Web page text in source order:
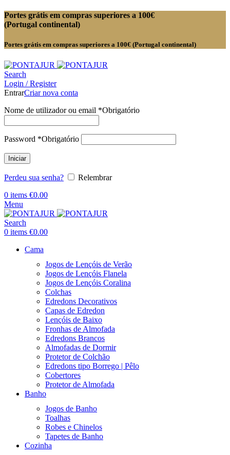
Portes grátis em compras superiores a 100€
(Portugal continental)
Portes grátis em compras superiores a 100€ (Portugal continental)
Search
Login / Register
EntrarCriar nova conta
Nome de utilizador ou email *Obrigatório
Password *Obrigatório
Iniciar
Perdeu sua senha?
Relembrar
0 items €0.00
Menu
Search
0 items €0.00
Cama
Jogos de Lençóis de Verão
Jogos de Lençóis Flanela
Jogos de Lençóis Coralina
Colchas
Edredons Decorativos
Capas de Edredon
Lençóis de Baixo
Fronhas de Almofada
Edredons Brancos
Almofadas de Dormir
Protetor de Colchão
Edredons tipo Borrego | Pêlo
Cobertores
Protetor de Almofada
Banho
Jogos de Banho
Toalhas
Robes e Chinelos
Tapetes de Banho
Cozinha